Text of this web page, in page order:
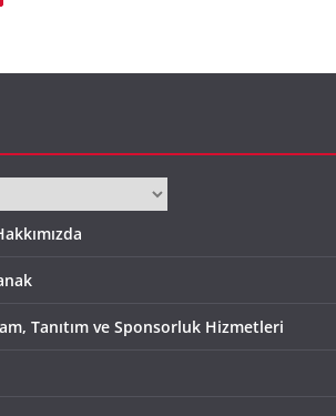
Tanıtım ve Sponsorluk Hizmetleri